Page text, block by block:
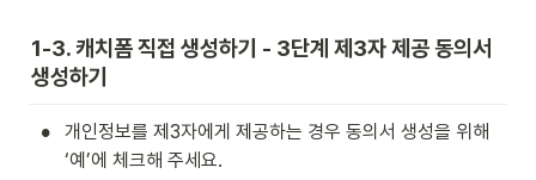
1-3. 캐치폼 직접 생성하기 - 3단계 제3자 제공 동의서
생성하기
•
개인정보를 제3자에게 제공하는 경우 동의서 생성을 위해
‘예’에 체크해 주세요.